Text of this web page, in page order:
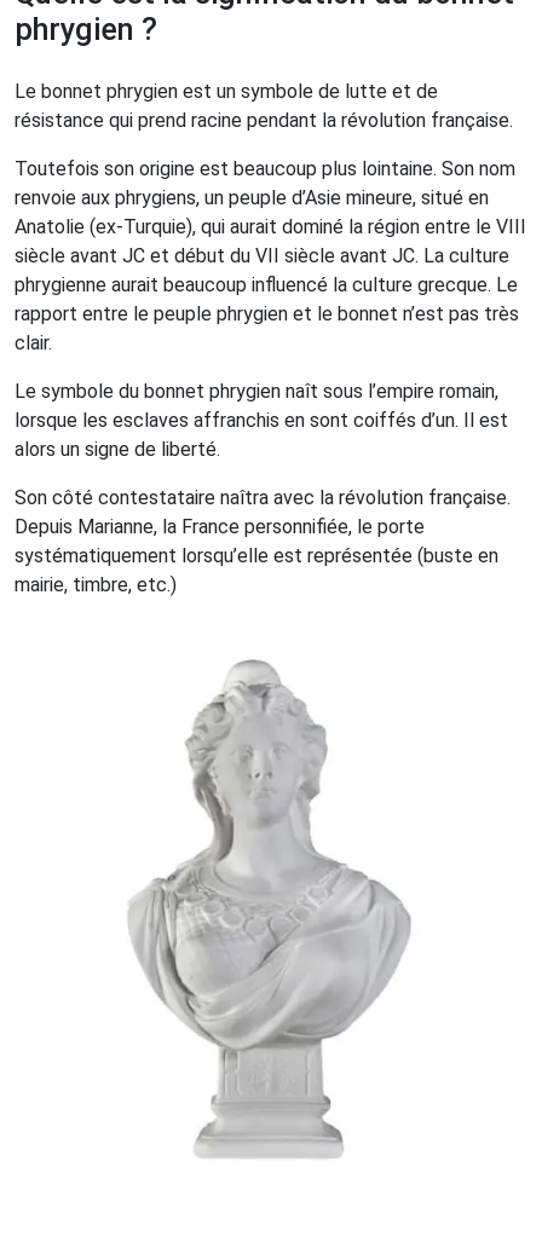
phrygien ?
Le bonnet phrygien est un symbole de lutte et de
résistance qui prend racine pendant la révolution française.
Toutefois son origine est beaucoup plus lointaine. Son nom
renvoie aux phrygiens, un peuple d’Asie mineure, situé en
Anatolie (ex-Turquie), qui aurait dominé la région entre le VIII
siècle avant JC et début du VII siècle avant JC. La culture
phrygienne aurait beaucoup influencé la culture grecque. Le
rapport entre le peuple phrygien et le bonnet n’est pas très
clair.
Le symbole du bonnet phrygien naît sous l’empire romain,
lorsque les esclaves affranchis en sont coiffés d’un. Il est
alors un signe de liberté.
Son côté contestataire naîtra avec la révolution française.
Depuis Marianne, la France personnifiée, le porte
systématiquement lorsqu’elle est représentée (buste en
mairie, timbre, etc.)